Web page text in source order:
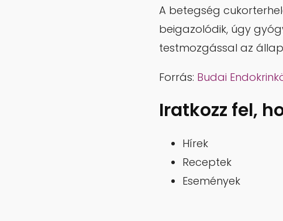
A betegség
beigazolódik, úgy
testmozgással az
Forrás: Budai
Iratkozz fel,
Hírek
Receptek
Események